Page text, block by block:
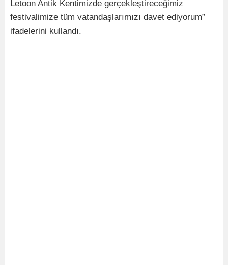
Letoon Antik Kentimizde gerçekleştireceğimiz
festivalimize tüm vatandaşlarımızı davet ediyorum”
ifadelerini kullandı.